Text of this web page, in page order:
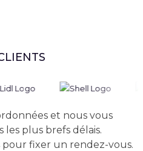
et nous vous
les plus brefs délais.
fixer un rendez-vous.